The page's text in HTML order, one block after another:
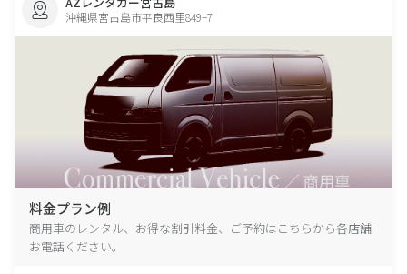
沖縄県宮古島市平良西里849−7
料金プラン例
商用車のレンタル、お得な割引料金、ご予約はこちらから各店舗
お電話ください。